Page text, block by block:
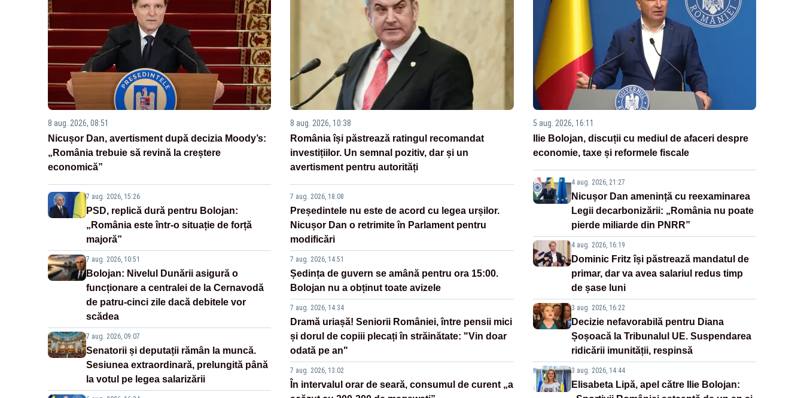
8 aug. 2026, 08:51
Nicușor Dan, avertisment după decizia Moody’s:
„România trebuie să revină la creștere
economică”
7 aug. 2026, 15:26
PSD, replică dură pentru Bolojan:
„România este într-o situație de forță
majoră”
7 aug. 2026, 10:51
Bolojan: Nivelul Dunării asigură o
funcționare a centralei de la Cernavodă
de patru-cinci zile dacă debitele vor
scădea
7 aug. 2026, 09:07
Senatorii și deputații rămân la muncă.
Sesiunea extraordinară, prelungită până
la votul pe legea salarizării
8 aug. 2026, 10:38
România își păstrează ratingul recomandat
investițiilor. Un semnal pozitiv, dar și un
avertisment pentru autorități
7 aug. 2026, 18:08
Președintele nu este de acord cu legea urșilor.
Nicușor Dan o retrimite în Parlament pentru
modificări
7 aug. 2026, 14:51
Ședința de guvern se amână pentru ora 15:00.
Bolojan nu a obținut toate avizele
7 aug. 2026, 14:34
Dramă uriașă! Seniorii României, între pensii mici
și dorul de copiii plecați în străinătate: "Vin doar
odată pe an"
7 aug. 2026, 13:02
În intervalul orar de seară, consumul de curent „a
5 aug. 2026, 16:11
Ilie Bolojan, discuții cu mediul de afaceri despre
economie, taxe și reformele fiscale
4 aug. 2026, 21:27
Nicușor Dan amenință cu reexaminarea
Legii decarbonizării: „România nu poate
pierde miliarde din PNRR”
4 aug. 2026, 16:19
Dominic Fritz își păstrează mandatul de
primar, dar va avea salariul redus timp
de șase luni
3 aug. 2026, 16:22
Decizie nefavorabilă pentru Diana
Șoșoacă la Tribunalul UE. Suspendarea
ridicării imunității, respinsă
3 aug. 2026, 14:44
Elisabeta Lipă, apel către Ilie Bolojan: